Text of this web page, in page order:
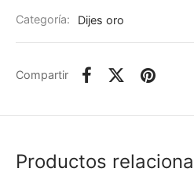
Categoría: Dijes oro
Compartir
Productos